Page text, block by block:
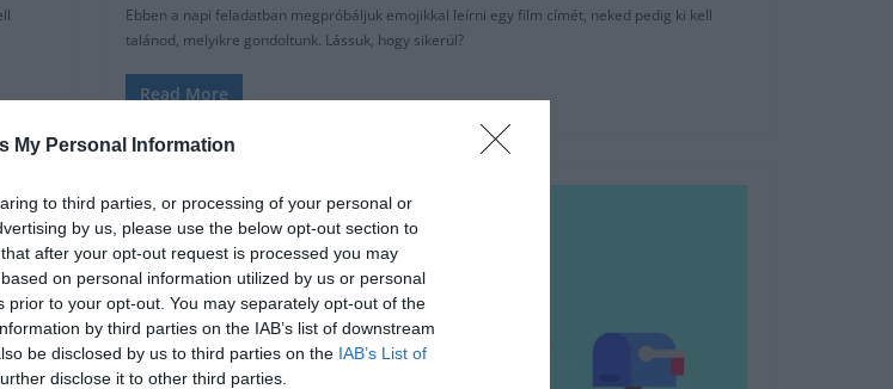
My Personal Information
to third parties, or processing of your personal or
by us, please use the below opt-out section to
after your opt-out request is processed you may
on personal information utilized by us or personal
prior to your opt-out. You may separately opt-out of the
by third parties on the IAB’s list of downstream
be disclosed by us to third parties on the IAB’s List of
disclose it to other third parties.
Ebben a napi feladatban megpróbáljuk emojikkal leírni egy film címét, neked pedig ki kell
talánod, melyikre gondoltunk. Lássuk, hogy sikerül?
Read More